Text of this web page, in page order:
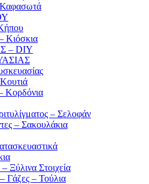
Κιόσκια
– DIY
Κορδόνια
– Σελοφάν
– Σακουλάκια
Ξύλινα Στοιχεία
Γάζες – Τούλια